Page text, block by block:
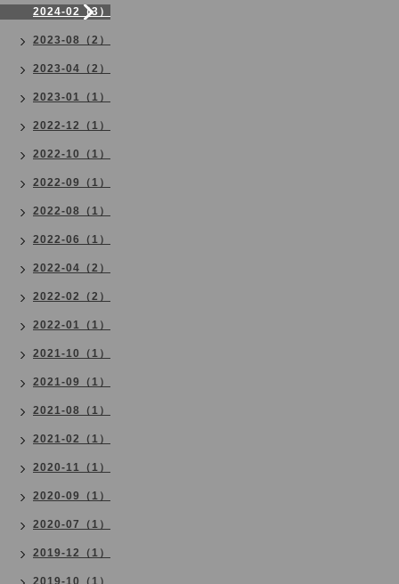
2024-02（3）
2023-08（2）
2023-04（2）
2023-01（1）
2022-12（1）
2022-10（1）
2022-09（1）
2022-08（1）
2022-06（1）
2022-04（2）
2022-02（2）
2022-01（1）
2021-10（1）
2021-09（1）
2021-08（1）
2021-02（1）
2020-11（1）
2020-09（1）
2020-07（1）
2019-12（1）
2019-10（1）